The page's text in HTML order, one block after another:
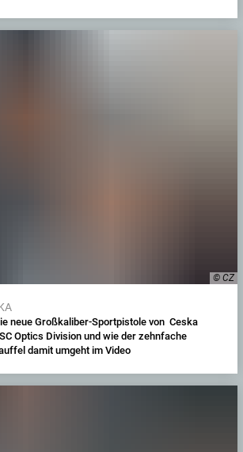
© CZ
neue Großkaliber-Sportpistole von Ceska
Optics Division und wie der zehnfache
damit umgeht im Video